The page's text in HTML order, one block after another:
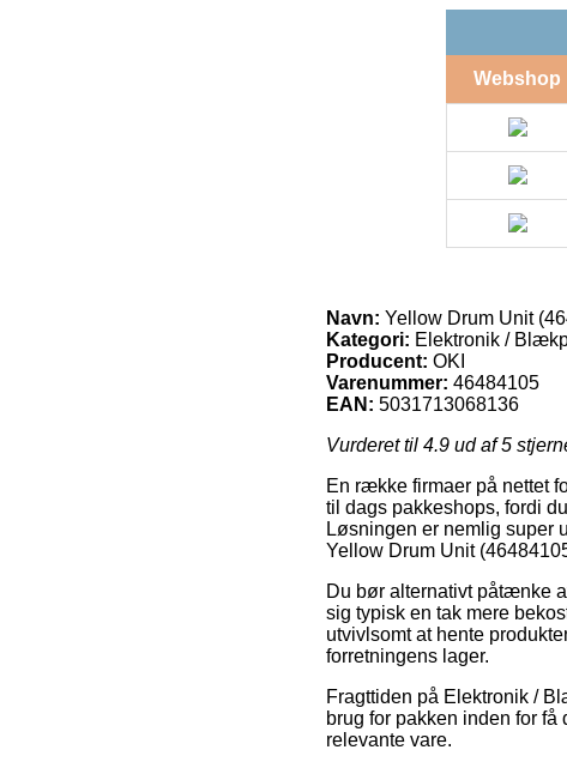
Webshop
Navn: Yellow Drum Unit
Kategori: Elektronik /
Producent: OKI
Varenummer: 46484105
EAN: 5031713068136
Vurderet til 4.9 ud af 5
En række firmaer på nettet
til dags pakkeshops, fordi
Løsningen er nemlig super
Yellow Drum Unit
Du bør alternativt påtænke
sig typisk en tak mere
utvivlsomt at hente
forretningens lager.
Fragttiden på Elektronik /
brug for pakken inden for
relevante vare.